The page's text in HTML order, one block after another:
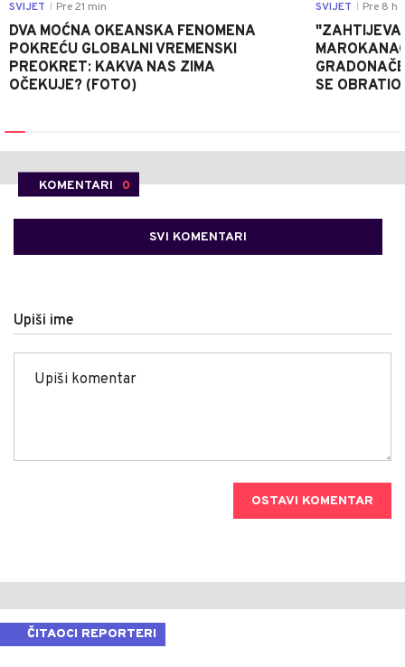
SVIJET Pre 21 min
DVA MOĆNA OKEANSKA FENOMENA
POKREĆU GLOBALNI VREMENSKI
PREOKRET: KAKVA NAS ZIMA
OČEKUJE? (FOTO)
SVIJET Pre 8 h
SE
KOMENTARI 0
SVI KOMENTARI
Upiši ime
OSTAVI KOMENTAR
ČITAOCI REPORTERI